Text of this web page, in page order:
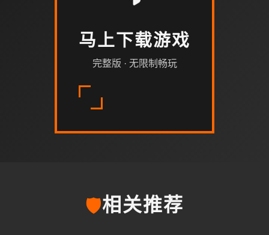
马上下载游戏
完整版 · 无限制畅玩
🛡️相关推荐